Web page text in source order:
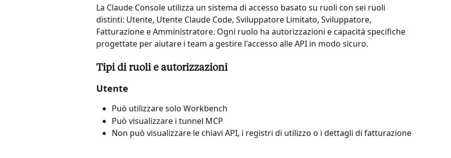
La Claude Console utilizza un sistema di accesso basato su ruoli con sei ruoli
distinti: Utente, Utente Claude Code, Sviluppatore Limitato, Sviluppatore,
Fatturazione e Amministratore. Ogni ruolo ha autorizzazioni e capacità specifiche
progettate per aiutare i team a gestire l'accesso alle API in modo sicuro.
Tipi di ruoli e autorizzazioni
Utente
Può utilizzare solo Workbench
Può visualizzare i tunnel MCP
Non può visualizzare le chiavi API, i registri di utilizzo o i dettagli di fatturazione